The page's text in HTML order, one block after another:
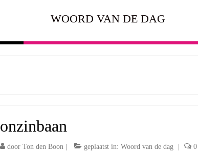
WOORD VAN DE DAG
onzinbaan
door Ton den Boon| geplaatst in: Woord van de dag 0